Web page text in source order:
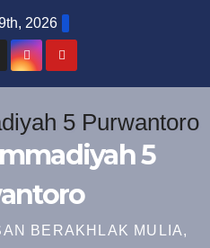
2026
5
BERAKHLAK MULIA,